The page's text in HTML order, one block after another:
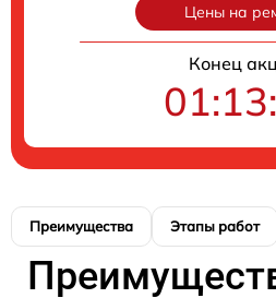
Цены на
Конец
Преимущества Этапы работ